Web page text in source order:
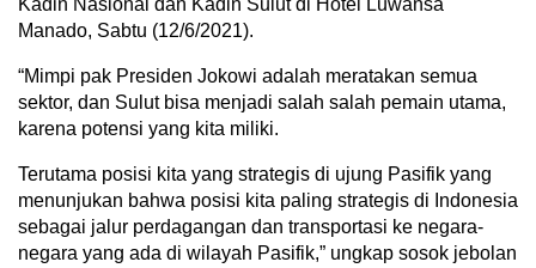
Kadin Nasional dan Kadin Sulut di Hotel Luwansa
Manado, Sabtu (12/6/2021).
“Mimpi pak Presiden Jokowi adalah meratakan semua
sektor, dan Sulut bisa menjadi salah salah pemain utama,
karena potensi yang kita miliki.
Terutama posisi kita yang strategis di ujung Pasifik yang
menunjukan bahwa posisi kita paling strategis di Indonesia
sebagai jalur perdagangan dan transportasi ke negara-
negara yang ada di wilayah Pasifik,” ungkap sosok jebolan